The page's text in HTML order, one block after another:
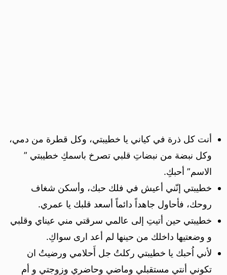
أنت كل ذرة في كياني يا خطيبتي، وكل قطرة من دمي،
وكل نبضة من نبضاتِ قلبي تصرخ باسمكِ خطيبتي ”
الاسم” أحبكِ.
خطيبتي إنّني أعيش في فلك حبك، وأسكن شغاف
روحك، فأحاول جاهداً دائماً أسعد قلبك يا عمري.
خطيبتي حين أتيتِ إلى عالمي سرقتي مني عيناي وقلبي
و وضعتيها داخلك من حينها لم أعد ارى سواكِ.
لأني اُحبك يا خطيبتي ركلتُ جل أَحلامي ورضيتُ ان
تكوني أنتي مستقبلي وماضي وحاضري وزوجتي و أم